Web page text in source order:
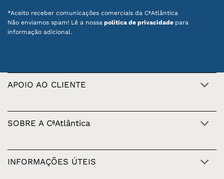
*Aceito receber comunicações comerciais da CªAtlântica
Não enviamos spam! Lê a nossa política de privacidade para
informação adicional.
APOIO AO CLIENTE
SOBRE A CªAtlântica
INFORMAÇÕES ÚTEIS